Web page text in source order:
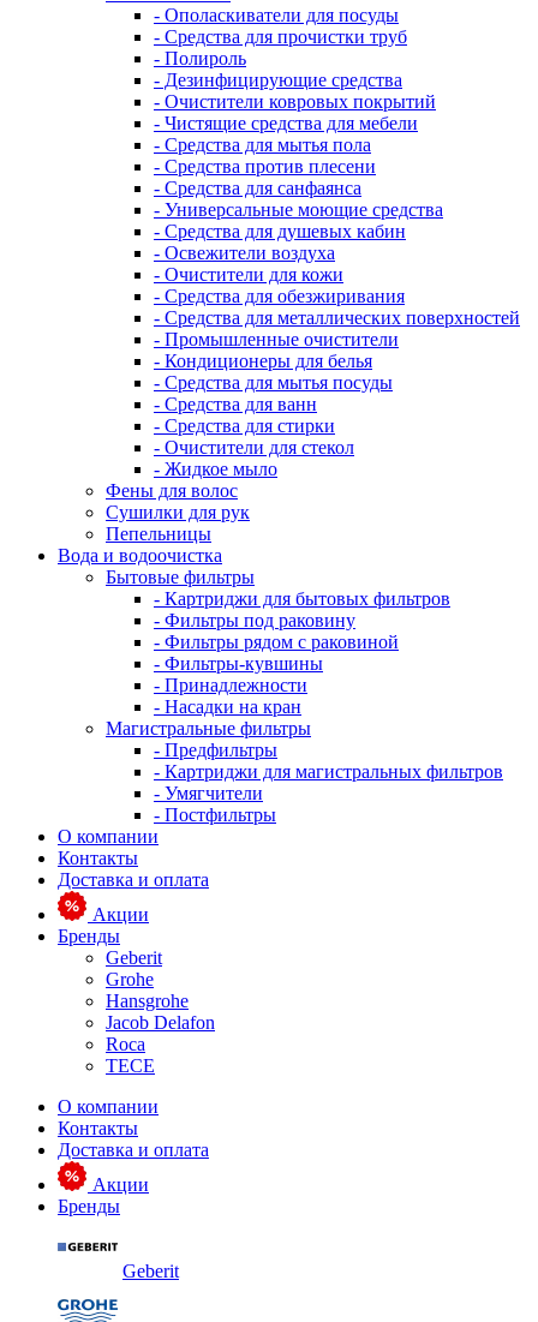
- Ополаскиватели для посуды
- Средства для прочистки труб
- Полироль
- Дезинфицирующие средства
- Очистители ковровых покрытий
- Чистящие средства для мебели
- Средства для мытья пола
- Средства против плесени
- Средства для санфаянса
- Универсальные моющие средства
- Средства для душевых кабин
- Освежители воздуха
- Очистители для кожи
- Средства для обезжиривания
- Средства для металлических поверхностей
- Промышленные очистители
- Кондиционеры для белья
- Средства для мытья посуды
- Средства для ванн
- Средства для стирки
- Очистители для стекол
- Жидкое мыло
Фены для волос
Сушилки для рук
Пепельницы
Вода и водоочистка
Бытовые фильтры
- Картриджи для бытовых фильтров
- Фильтры под раковину
- Фильтры рядом с раковиной
- Фильтры-кувшины
- Принадлежности
- Насадки на кран
Магистральные фильтры
- Предфильтры
- Картриджи для магистральных фильтров
- Умягчители
- Постфильтры
О компании
Контакты
Доставка и оплата
Акции
Бренды
Geberit
Grohe
Hansgrohe
Jacob Delafon
Roca
TECE
О компании
Контакты
Доставка и оплата
Акции
Бренды
Geberit